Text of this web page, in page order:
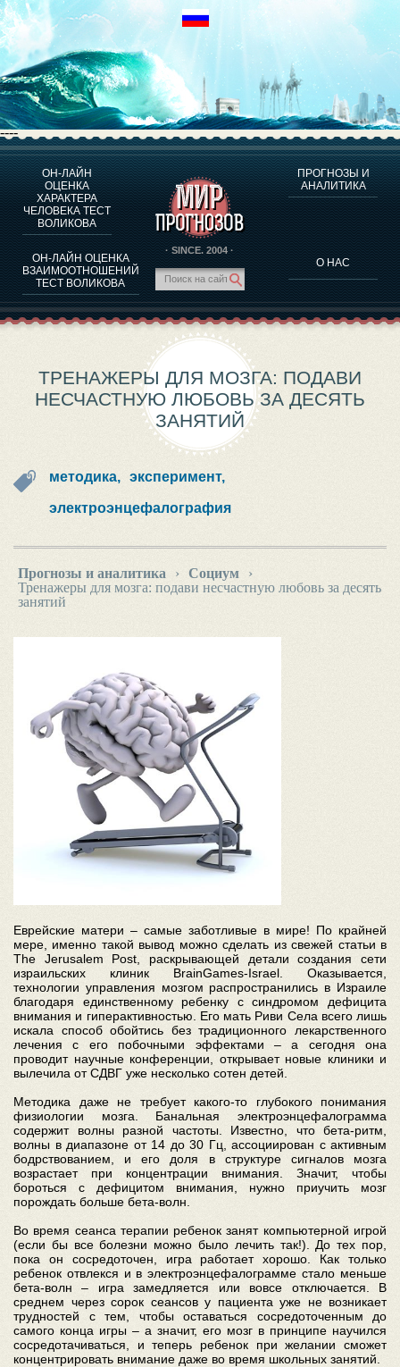
----
ОН-ЛАЙН
ОЦЕНКА
ХАРАКТЕРА
ЧЕЛОВЕКА ТЕСТ
ВОЛИКОВА
ОН-ЛАЙН ОЦЕНКА
ВЗАИМООТНОШЕНИЙ
ТЕСТ ВОЛИКОВА
· SINCE. 2004 ·
ПРОГНОЗЫ И
АНАЛИТИКА
О НАС
О ПРОГРАММЕ
ОЦЕНКА ХАРАКТЕРA ЧЕЛОВЕКА
ОЦЕНКА ХАРАКТЕРА ВЫДАЮЩИХСЯ ЛИЧНОСТЕЙ
О ПРОГРАММЕ
ТЕСТ НА СОВМЕСТИМОСТЬ ВОЛИКОВА
ПРОГНОЗЫ И АНАЛИТИКА
ТРЕНАЖЕРЫ ДЛЯ МОЗГА: ПОДАВИ
НЕСЧАСТНУЮ ЛЮБОВЬ ЗА ДЕСЯТЬ
ЗАНЯТИЙ
методика, эксперимент,
электроэнцефалография
Прогнозы и аналитика › Социум
›
Тренажеры для мозга: подави несчастную любовь за десять
занятий
Еврейские матери – самые заботливые в мире! По крайней
мере, именно такой вывод можно сделать из свежей статьи в
The Jerusalem Post, раскрывающей детали создания сети
израильских клиник BrainGames-Israel. Оказывается,
технологии управления мозгом распространились в Израиле
благодаря единственному ребенку с синдромом дефицита
внимания и гиперактивностью. Его мать Риви Села всего лишь
искала способ обойтись без традиционного лекарственного
лечения с его побочными эффектами – а сегодня она
проводит научные конференции, открывает новые клиники и
вылечила от СДВГ уже несколько сотен детей.
Методика даже не требует какого-то глубокого понимания
физиологии мозга. Банальная электроэнцефалограмма
содержит волны разной частоты. Известно, что бета-ритм,
волны в диапазоне от 14 до 30 Гц, ассоциирован с активным
бодрствованием, и его доля в структуре сигналов мозга
возрастает при концентрации внимания. Значит, чтобы
бороться с дефицитом внимания, нужно приучить мозг
порождать больше бета-волн.
Во время сеанса терапии ребенок занят компьютерной игрой
(если бы все болезни можно было лечить так!). До тех пор,
пока он сосредоточен, игра работает хорошо. Как только
ребенок отвлекся и в электроэнцефалограмме стало меньше
бета-волн – игра замедляется или вовсе отключается. В
среднем через сорок сеансов у пациента уже не возникает
трудностей с тем, чтобы оставаться сосредоточенным до
самого конца игры – а значит, его мозг в принципе научился
сосредотачиваться, и теперь ребенок при желании сможет
концентрировать внимание даже во время школьных занятий.